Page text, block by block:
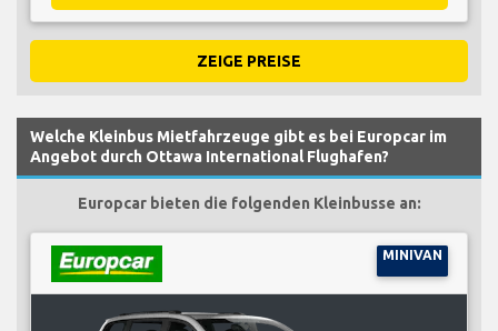
ZEIGE PREISE
Welche Kleinbus Mietfahrzeuge gibt es bei Europcar im
Angebot durch Ottawa International Flughafen?
Europcar bieten die folgenden Kleinbusse an:
MINIVAN